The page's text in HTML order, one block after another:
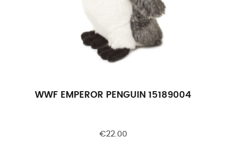
WWF EMPEROR PENGUIN 15189004
€22.00